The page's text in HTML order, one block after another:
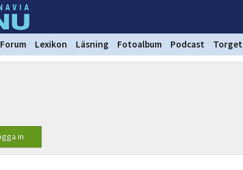
Forum Lexikon Läsning Fotoalbum Podcast Torget